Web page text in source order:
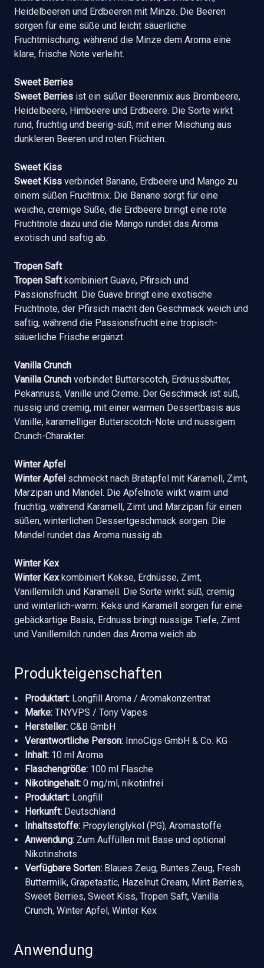
Heidelbeeren und Erdbeeren mit Minze. Die Beeren
sorgen für eine süße und leicht säuerliche
Fruchtmischung, während die Minze dem Aroma eine
klare, frische Note verleiht.
Sweet Berries
Sweet Berries ist ein süßer Beerenmix aus Brombeere,
Heidelbeere, Himbeere und Erdbeere. Die Sorte wirkt
rund, fruchtig und beerig-süß, mit einer Mischung aus
dunkleren Beeren und roten Früchten.
Sweet Kiss
Sweet Kiss verbindet Banane, Erdbeere und Mango zu
einem süßen Fruchtmix. Die Banane sorgt für eine
weiche, cremige Süße, die Erdbeere bringt eine rote
Fruchtnote dazu und die Mango rundet das Aroma
exotisch und saftig ab.
Tropen Saft
Tropen Saftkombiniert Guave, Pfirsich und
Passionsfrucht. Die Guave bringt eine exotische
Fruchtnote, der Pfirsich macht den Geschmack weich und
saftig, während die Passionsfrucht eine tropisch-
säuerliche Frische ergänzt.
Vanilla Crunch
Vanilla Crunch verbindet Butterscotch, Erdnussbutter,
Pekannuss, Vanille und Creme. Der Geschmack ist süß,
nussig und cremig, mit einer warmen Dessertbasis aus
Vanille, karamelliger Butterscotch-Note und nussigem
Crunch-Charakter.
Winter Apfel
Winter Apfel schmeckt nach Bratapfel mit Karamell, Zimt,
Marzipan und Mandel. Die Apfelnote wirkt warm und
fruchtig, während Karamell, Zimt und Marzipan für einen
süßen, winterlichen Dessertgeschmack sorgen. Die
Mandel rundet das Aroma nussig ab.
Winter Kex
Winter Kexkombiniert Kekse, Erdnüsse, Zimt,
Vanillemilch und Karamell. Die Sorte wirkt süß, cremig
und winterlich-warm: Keks und Karamell sorgen für eine
gebäckartige Basis, Erdnuss bringt nussige Tiefe, Zimt
und Vanillemilch runden das Aroma weich ab.
Produkteigenschaften
Produktart: Longfill Aroma / Aromakonzentrat
Marke: TNYVPS / Tony Vapes
Hersteller: C&B GmbH
Verantwortliche Person: InnoCigs GmbH & Co. KG
Inhalt: 10 ml Aroma
Flaschengröße: 100 ml Flasche
Nikotingehalt: 0 mg/ml, nikotinfrei
Produktart: Longfill
Herkunft: Deutschland
Inhaltsstoffe: Propylenglykol (PG), Aromastoffe
Anwendung: Zum Auffüllen mit Base und optional
Nikotinshots
Verfügbare Sorten: Blaues Zeug, Buntes Zeug, Fresh
Buttermilk, Grapetastic, Hazelnut Cream, Mint Berries,
Sweet Berries, Sweet Kiss, Tropen Saft, Vanilla
Crunch, Winter Apfel, Winter Kex
Anwendung